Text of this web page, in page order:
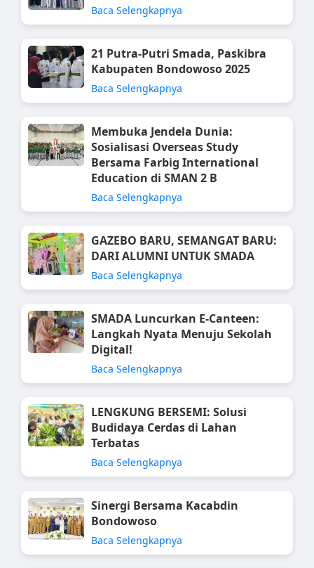
Baca Selengkapnya
21 Putra-Putri Smada, Paskibra
Kabupaten Bondowoso 2025
Baca Selengkapnya
Membuka Jendela Dunia:
Sosialisasi Overseas Study
Bersama Farbig International
Education di SMAN 2 B
Baca Selengkapnya
GAZEBO BARU, SEMANGAT BARU:
DARI ALUMNI UNTUK SMADA
Baca Selengkapnya
SMADA Luncurkan E-Canteen:
Langkah Nyata Menuju Sekolah
Digital!
Baca Selengkapnya
LENGKUNG BERSEMI: Solusi
Budidaya Cerdas di Lahan
Terbatas
Baca Selengkapnya
Sinergi Bersama Kacabdin
Bondowoso
Baca Selengkapnya